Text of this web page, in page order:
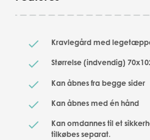
Kravlegård med
Størrelse (indvendig)
Kan åbnes fra begge sider
Kan åbnes med én hånd
Kan omdannes til et
tilkøbes separat.